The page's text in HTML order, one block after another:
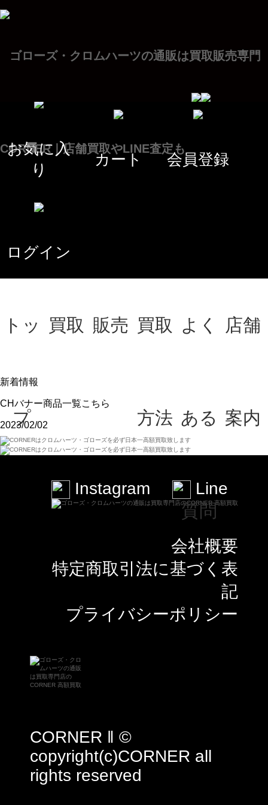
お気に入
り
カート 会員登録
ログイン
トッ
プ
買取 販売 買取
方法
よく
ある
質問
店舗
案内
新着情報
CHバナー商品一覧こちら
2023/02/02
Instagram Line
会社概要
特定商取引法に基づく表
記
プライバシーポリシー
CORNER ‖ ©
copyright(c)CORNER all
rights reserved